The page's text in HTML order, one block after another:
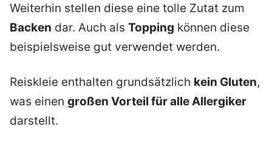
Weiterhin stellen diese eine tolle Zutat zum
Backen dar. Auch als Topping können diese
beispielsweise gut verwendet werden.
Reiskleie enthalten grundsätzlich kein Gluten,
was einen großen Vorteil für alle Allergiker
darstellt.